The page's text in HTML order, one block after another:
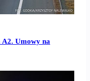
A2. Umowy na